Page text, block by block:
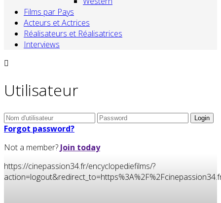
Films par Pays
Acteurs et Actrices
Réalisateurs et Réalisatrices
Interviews
Utilisateur
Forgot password?
Not a member? Join today
https://cinepassion34.fr/encyclopediefilms/?